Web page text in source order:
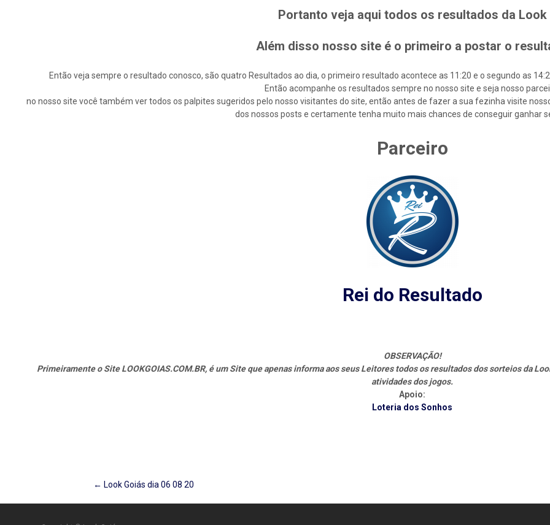
Portanto veja aqui todos os resultados da Look
Além disso nosso site é o primeiro a postar o
Então veja sempre o resultado conosco, são quatro Resultados ao dia, o primeiro resultado acontece as 11:20 e o segundo as
Então acompanhe os resultados sempre no nosso site e seja nosso
no nosso site você também ver todos os palpites sugeridos pelo nosso visitantes do site, então antes de fazer a sua fezinha visite
dos nossos posts e certamente tenha muito mais chances de conseguir ganhar
Parceiro
Rei do Resultado
OBSERVAÇÃO!
Primeiramente o Site LOOKGOIAS.COM.BR, é um Site que apenas informa aos seus Leitores todos os resultados dos sorteios da
atividades dos jogos.
Apoio:
Loteria dos Sonhos
Post
← Look Goiás dia 06 08 20